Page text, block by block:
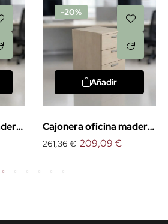
-20%
Añadir
Cajonera oficina madera
3 cajones
261,36 € 209,09 €